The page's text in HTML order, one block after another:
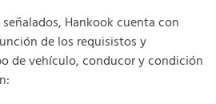
Hankook cuenta con
de los requisistos y
de vehículo, conducor y condición